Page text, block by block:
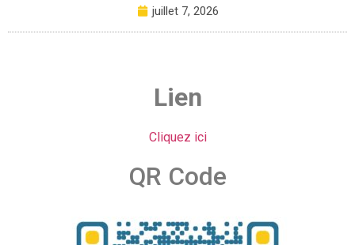
juillet 7, 2026
Lien
Cliquez ici
QR Code